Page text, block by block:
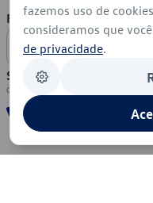
Formas de Pagamento
Segurança
fazemos uso de
consideramos que
de privacidade.